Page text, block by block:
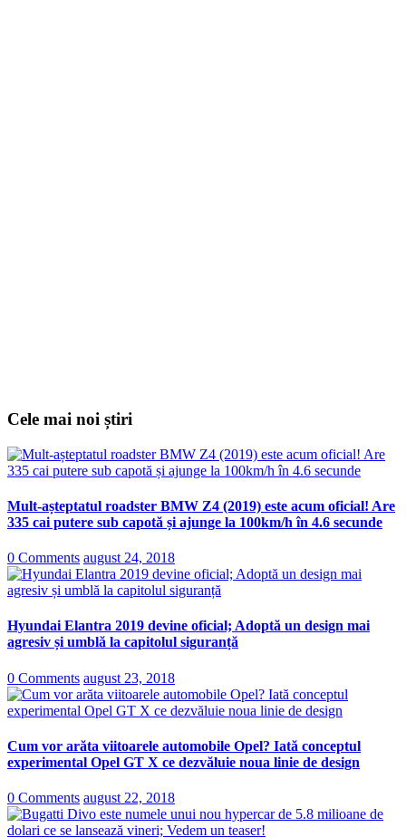
Cele mai noi știri
Mult-așteptatul roadster BMW Z4 (2019) este acum oficial! Are
335 cai putere sub capotă și ajunge la 100km/h în 4.6 secunde
0 Comments august 24, 2018
Hyundai Elantra 2019 devine oficial; Adoptă un design mai
agresiv și umblă la capitolul siguranță
0 Comments august 23, 2018
Cum vor arăta viitoarele automobile Opel? Iată conceptul
experimental Opel GT X ce dezvăluie noua linie de design
0 Comments august 22, 2018